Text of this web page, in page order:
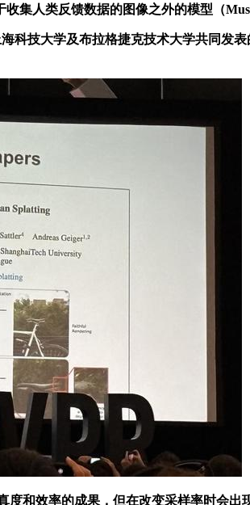
集人类反馈数据的图像之外的模型（
大学及布拉格捷克技术大学共同发表
效率的成果，但在改变采样率时会出